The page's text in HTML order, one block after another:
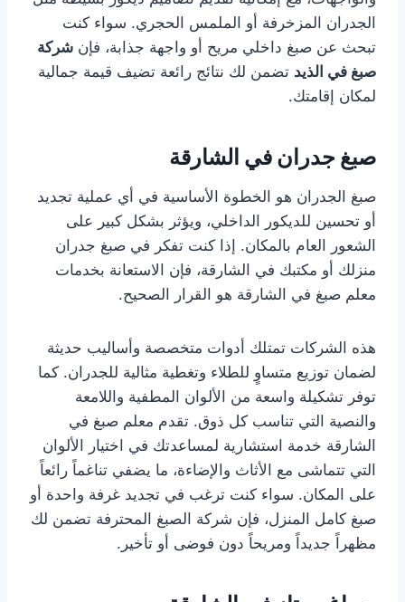
الجدران المزخرفة أو الملمس الحجري. سواء كنت
تبحث عن صبغ داخلي مريح أو واجهة جذابة، فإن شركة
صبغ في الذيد تضمن لك نتائج رائعة تضيف قيمة جمالية
لمكان إقامتك.
صبغ جدران في الشارقة
صبغ الجدران هو الخطوة الأساسية في أي عملية تجديد
أو تحسين للديكور الداخلي، ويؤثر بشكل كبير على
الشعور العام بالمكان. إذا كنت تفكر في صبغ جدران
منزلك أو مكتبك في الشارقة، فإن الاستعانة بخدمات
معلم صبغ في الشارقة هو القرار الصحيح.
هذه الشركات تمتلك أدوات متخصصة وأساليب حديثة
لضمان توزيع متساوٍ للطلاء وتغطية مثالية للجدران. كما
توفر تشكيلة واسعة من الألوان المطفية واللامعة
والنصية التي تناسب كل ذوق. تقدم معلم صبغ في
الشارقة خدمة استشارية لمساعدتك في اختيار الألوان
التي تتماشى مع الأثاث والإضاءة، ما يضفي تناغماً رائعاً
على المكان. سواء كنت ترغب في تجديد غرفة واحدة أو
صبغ كامل المنزل، فإن شركة الصبغ المحترفة تضمن لك
مظهراً جديداً ومريحاً دون فوضى أو تأخير.